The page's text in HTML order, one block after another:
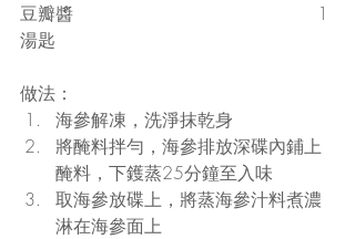
豆瓣醬                                            1
湯匙
做法：
海參解凍，洗淨抹乾身
將醃料拌勻，海參排放深碟內鋪上
醃料，下鑊蒸25分鐘至入味
取海參放碟上，將蒸海參汁料煮濃
淋在海參面上